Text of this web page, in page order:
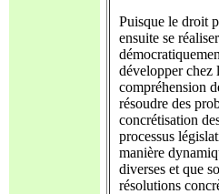
Puisque le droit
ensuite se
développer chez
compréhension
résoudre des
concrétisation
processus
manière
diverses et que
résolutions